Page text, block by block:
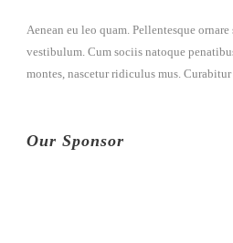
Aenean eu leo quam. Pellentesque
vestibulum. Cum sociis natoque
montes, nascetur ridiculus mus. Curabitur
Our Sponsor